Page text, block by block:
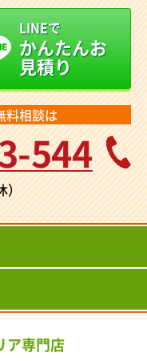
LINEで
かんたんお
見積り
料相談は
544
）
ア専門店